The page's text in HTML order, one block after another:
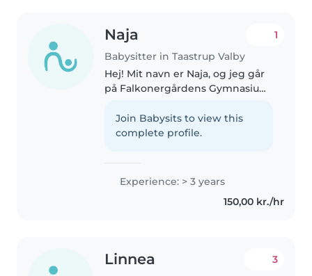
Naja
Babysitter in Taastrup Valby
1
Hej! Mit navn er Naja, og jeg går
på Falkonergårdens Gymnasium.
tjener på Grannen, og derudover
er jeg både hjælpetræner og
Join Babysits to view this
complete profile.
Experience: > 3 years
150,00 kr./hr
Linnea 3